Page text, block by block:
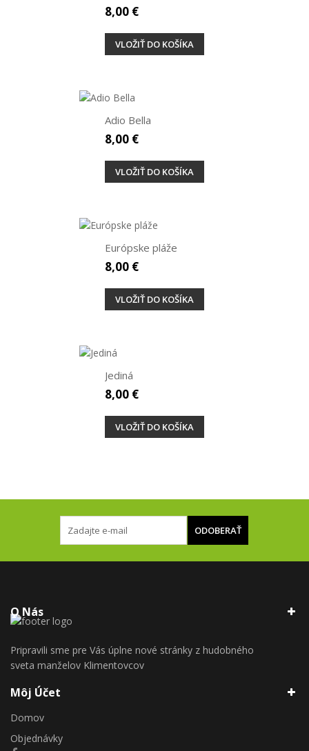
8,00 €
VLOŽIŤ DO KOŠÍKA
Adio Bella
8,00 €
VLOŽIŤ DO KOŠÍKA
Európske pláže
8,00 €
VLOŽIŤ DO KOŠÍKA
Jediná
8,00 €
VLOŽIŤ DO KOŠÍKA
O Nás
Pripravili sme pre Vás úplne nové stránky z hudobného
sveta manželov Klimentovcov
Môj Účet
Domov
Objednávky
ODOBERAŤ